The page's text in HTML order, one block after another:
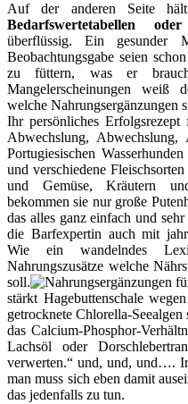
Auf der anderen Seite hält
Bedarfswertetabellen
überflüssig. Ein gesunder
Beobachtungsgabe seien
zu füttern, was er
Mangelerscheinungen weiß
welche Nahrungsergänzungen
Ihr persönliches
Abwechslung,
Portugiesischen
und verschiedene
und Gemüse, Kräutern
bekommen sie nur große
das alles ganz einfach und
die Barfexpertin auch mit
Wie ein wandelndes
Nahrungszusätze welche
soll.
stärkt Hagebuttenschale
getrocknete Chlorella-
das Calcium-Phosphor-
Lachsöl oder
verwerten.“ und, und, und….
man muss sich eben damit
das jedenfalls zu tun.